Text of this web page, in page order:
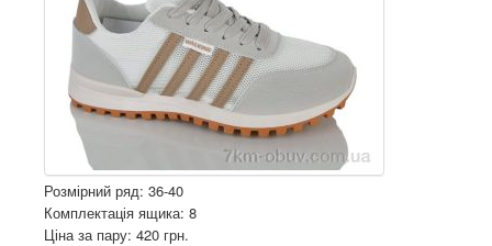
Розмірний ряд: 36-40
Комплектація ящика: 8
Ціна за пару: 420 грн.